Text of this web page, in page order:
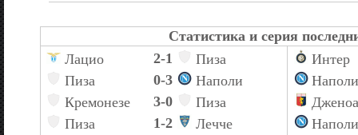
Статистика и серия
Лацио
2-1
Пиза
Пиза
0-3
Наполи
Кремонезе
3-0
Пиза
Пиза
1-2
Лечче
Интер